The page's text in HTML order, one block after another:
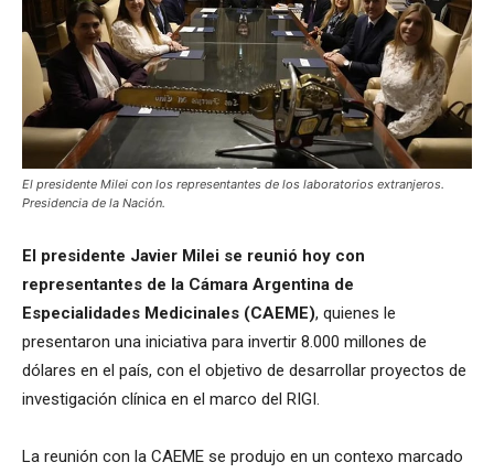
El presidente Milei con los representantes de los laboratorios extranjeros.
Presidencia de la Nación.
El presidente Javier Milei se reunió hoy con
representantes de la Cámara Argentina de
Especialidades Medicinales (CAEME), quienes le
presentaron una iniciativa para invertir 8.000 millones de
dólares en el país, con el objetivo de desarrollar proyectos de
investigación clínica en el marco del RIGI.
La reunión con la CAEME se produjo en un contexo marcado